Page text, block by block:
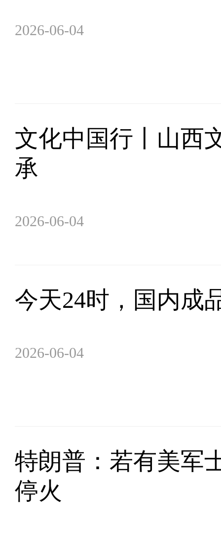
2026-06-04
文化中国行丨山西
承
2026-06-04
今天24时，国内成
2026-06-04
特朗普：若有美军
停火